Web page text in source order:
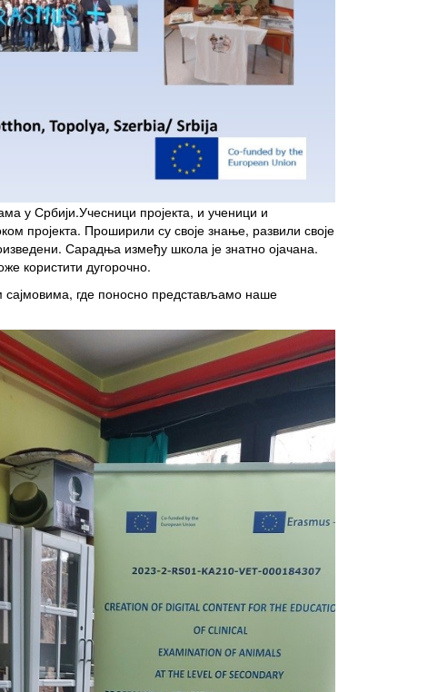
у Србији.Учесници пројекта, и ученици и
пројекта. Проширили су своје знање, развили своје
Сарадња између школа је знатно ојачана.
користити дугорочно.
сајмовима, где поносно представљамо наше